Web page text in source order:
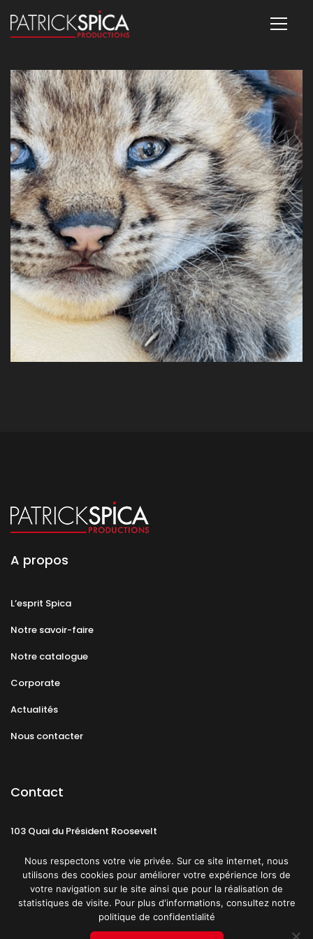
A propos
L’esprit Spica
Notre savoir-faire
Notre catalogue
Corporate
Actualités
Nous contacter
Contact
103 Quai du Président Roosevelt
CGU Politique de confidentialité
Nous respectons votre vie privée. Sur ce site internet, nous
utilisons des cookies pour améliorer votre expérience lors de
votre navigation sur le site ainsi que pour la réalisation de
statistiques de visite. Pour plus d'informations, consultez notre
politique de confidentialité